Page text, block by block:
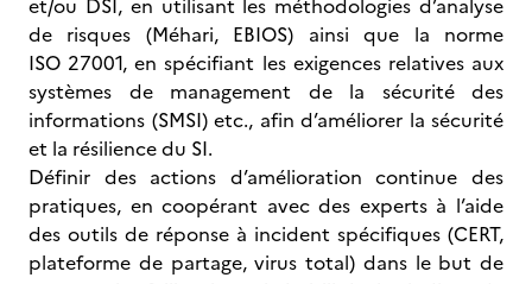
et/ou DSI, en utilisant les méthodologies d’analyse
de risques (Méhari, EBIOS) ainsi que la norme
ISO 27001, en spécifiant les exigences relatives aux
systèmes de management de la sécurité des
informations (SMSI) etc., afin d’améliorer la sécurité
et la résilience du SI.
Définir des actions d’amélioration continue des
pratiques, en coopérant avec des experts à l’aide
des outils de réponse à incident spécifiques (CERT,
plateforme de partage, virus total) dans le but de